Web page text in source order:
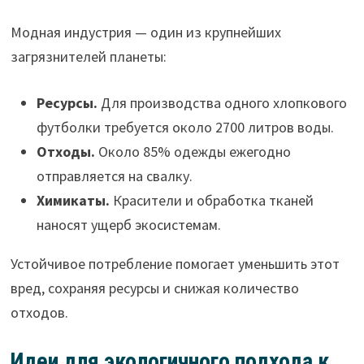
Модная индустрия — один из крупнейших
загрязнителей планеты:
Ресурсы. Для производства одного хлопкового
футболки требуется около 2700 литров воды.
Отходы. Около 85% одежды ежегодно
отправляется на свалку.
Химикаты. Красители и обработка тканей
наносят ущерб экосистемам.
Устойчивое потребление помогает уменьшить этот
вред, сохраняя ресурсы и снижая количество
отходов.